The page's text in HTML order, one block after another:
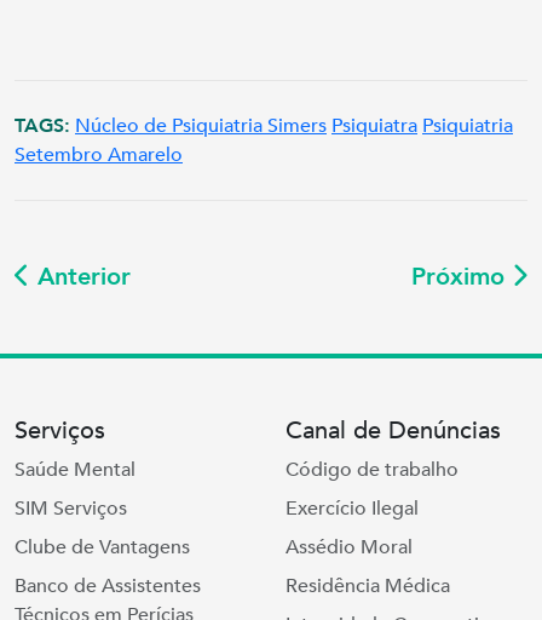
TAGS: Núcleo de Psiquiatria Simers Psiquiatra Psiquiatria
Setembro Amarelo
Anterior Próximo
Serviços
Saúde Mental
SIM Serviços
Clube de Vantagens
Banco de Assistentes
Canal de Denúncias
Código de trabalho
Exercício Ilegal
Assédio Moral
Residência Médica